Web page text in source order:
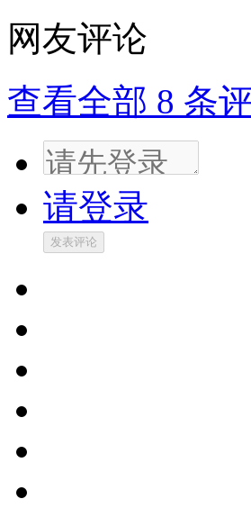
网友评论
查看全部 8 条
请登录